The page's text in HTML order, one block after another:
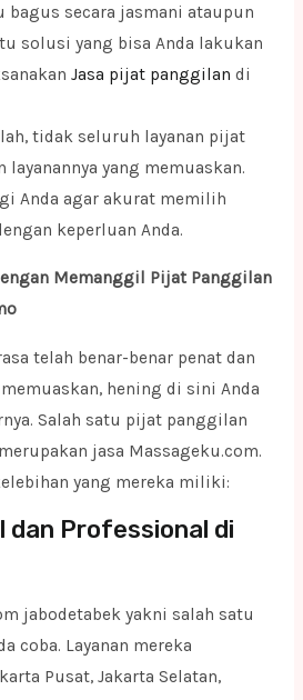
secara jasmani ataupun
solusi yang bisa Anda lakukan
Jasa pijat panggilan di
tidak seluruh layanan pijat
yang memuaskan.
Anda agar akurat memilih
keperluan Anda.
Memanggil Pijat Panggilan
telah benar-benar penat dan
hening di sini Anda
Salah satu pijat panggilan
jasa Massageku.com.
yang mereka miliki:
dan Professional di
jabodetabek yakni salah satu
coba. Layanan mereka
Pusat, Jakarta Selatan,